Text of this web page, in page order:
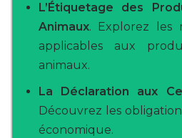
L’Étiquetage des
Animaux. Explorez les
applicables aux
animaux.
La Déclaration aux
Découvrez les
économique.